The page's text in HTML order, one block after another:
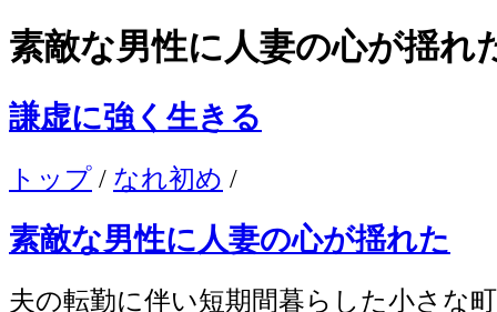
素敵な男性に人妻の心が揺れ
謙虚に強く生きる
トップ / なれ初め /
素敵な男性に人妻の心が揺れた
夫の転勤に伴い短期間暮らした小さな